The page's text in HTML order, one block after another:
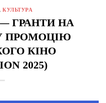
КУЛЬТУРА
— ГРАНТИ НА
ПРОМОЦІЮ
КІНО
2025)